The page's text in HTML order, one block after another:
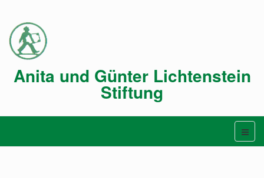
Anita und Günter Lichtenstein
Stiftung